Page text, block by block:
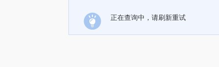
正在查询中，请刷新重试